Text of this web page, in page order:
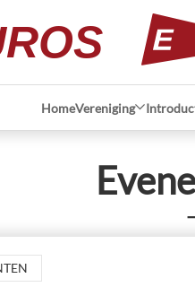
HomeVereniging